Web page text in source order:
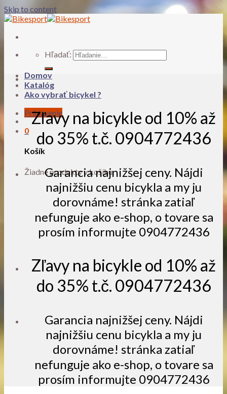
Skip to content
Hľadať:
Domov
Katalóg
Ako vybrať bicykel ?
Prihlásenie
0
Košík
Žiadne produkty v košíku.
Zľavy na bicykle od 10% až
do 35% t.č. 0904772436
Garancia najnižšej ceny. Nájdi
najnižšiu cenu bicykla a my ju
dorovnáme! stránka zatiaľ
nefunguje ako e-shop, o tovare sa
prosím informujte 0904772436
Zľavy na bicykle od 10% až
do 35% t.č. 0904772436
Garancia najnižšej ceny. Nájdi
najnižšiu cenu bicykla a my ju
dorovnáme! stránka zatiaľ
nefunguje ako e-shop, o tovare sa
prosím informujte 0904772436